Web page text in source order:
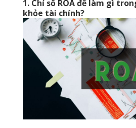
1. Chỉ số ROA để làm gì
khỏe tài chính?